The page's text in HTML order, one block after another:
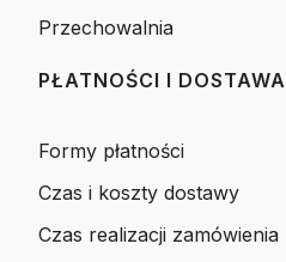
Przechowalnia
PŁATNOŚCI I DOSTAWA
Formy płatności
Czas i koszty dostawy
Czas realizacji zamówienia